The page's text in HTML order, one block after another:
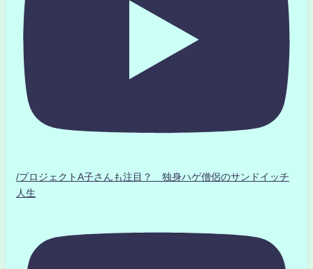
/プロジェクトA子さんも注目？ 独身ハゲ僧侶のサンドイッチ
人生